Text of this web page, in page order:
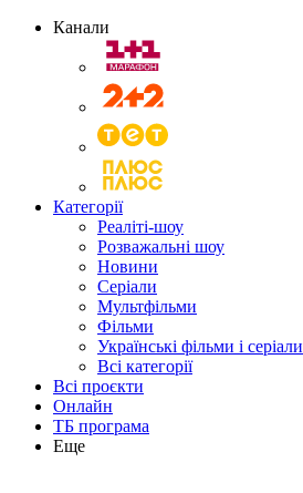
Канали
Категорії
Реаліті-шоу
Розважальні шоу
Новини
Серіали
Мультфільми
Фільми
Українські фільми і серіали
Всі категорії
Всі проєкти
Онлайн
ТБ програма
Еще